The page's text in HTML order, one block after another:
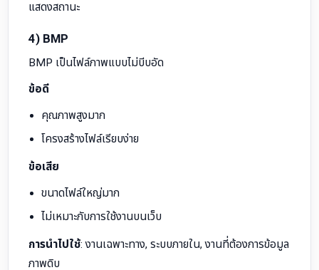
แสดงสถานะ
4) BMP
BMP เป็นไฟล์ภาพแบบไม่บีบอัด
ข้อดี
คุณภาพสูงมาก
โครงสร้างไฟล์เรียบง่าย
ข้อเสีย
ขนาดไฟล์ใหญ่มาก
ไม่เหมาะกับการใช้งานบนเว็บ
การนำไปใช้: งานเฉพาะทาง, ระบบภายใน, งานที่ต้องการข้อมูล
ภาพดิบ